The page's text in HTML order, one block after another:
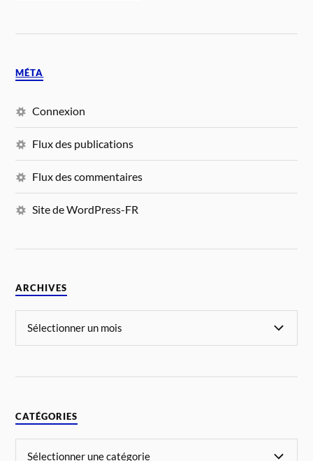
MÉTA
Connexion
Flux des publications
Flux des commentaires
Site de WordPress-FR
ARCHIVES
CATÉGORIES